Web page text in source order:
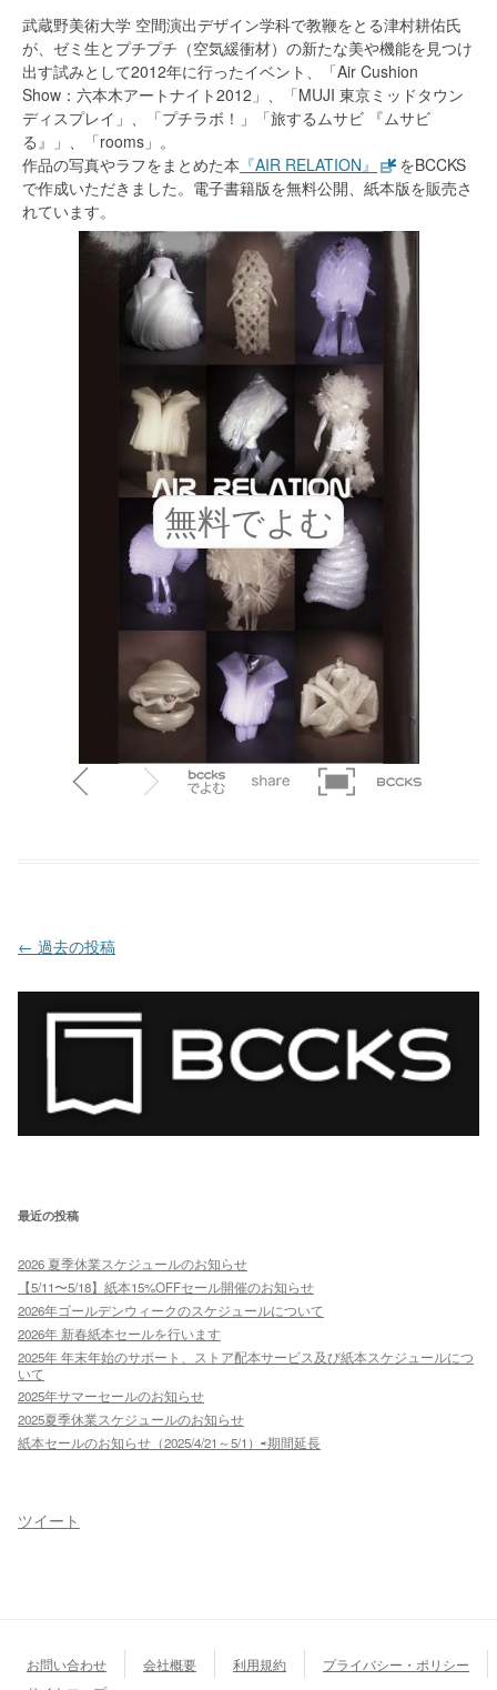
武蔵野美術大学 空間演出デザイン学科で教鞭をとる津村耕佑氏
が、ゼミ生とプチプチ（空気緩衝材）の新たな美や機能を見つけ
出す試みとして2012年に行ったイベント、「Air Cushion
Show：六本木アートナイト2012」、「MUJI 東京ミッドタウン
ディスプレイ」、「プチラボ！」「旅するムサビ 『ムサビ
る』」、「rooms」。
作品の写真やラフをまとめた本 『AIR RELATION』
をBCCKS
で作成いただきました。電子書籍版を無料公開、紙本版を販売さ
れています。
投稿ナビゲーション
← 過去の投稿
最近の投稿
2026 夏季休業スケジュールのお知らせ
【5/11〜5/18】紙本15%OFFセール開催のお知らせ
2026年ゴールデンウィークのスケジュールについて
2026年 新春紙本セールを行います
2025年 年末年始のサポート、ストア配本サービス及び紙本スケジュールにつ
いて
2025年サマーセールのお知らせ
2025夏季休業スケジュールのお知らせ
紙本セールのお知らせ（2025/4/21～5/1）⇨期間延長
ツイート
お問い合わせ 会社概要 利用規約
プライバシー・ポリシー